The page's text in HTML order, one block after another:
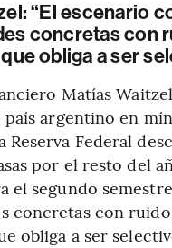
“El escenario
concretas con
obliga a ser
Matías
país argentino en
Reserva Federal
por el resto del
el segundo
concretas con ruido
obliga a ser